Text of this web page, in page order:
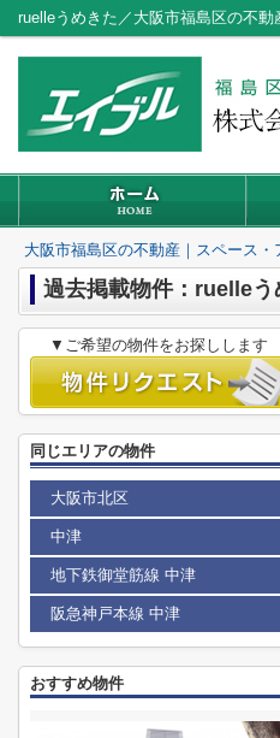
ruelleうめきた／大阪市福島区の不
大阪市福島区の不動産｜スペース・
過去掲載物件：ruelleう
▼ご希望の物件をお探しします
同じエリアの物件
大阪市北区
中津
地下鉄御堂筋線 中津
阪急神戸本線 中津
おすすめ物件